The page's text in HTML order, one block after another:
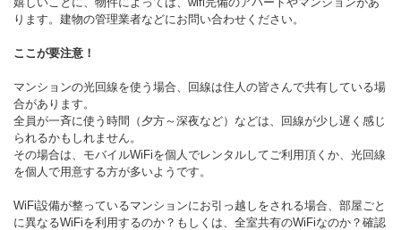
ります。建物の管理業者などにお問い合わせください。
ここが要注意！
マンションの光回線を使う場合、回線は住人の皆さんで共有している場
合があります。
全員が一斉に使う時間（夕方～深夜など）などは、回線が少し遅く感じ
られるかもしれません。
その場合は、モバイルWiFiを個人でレンタルしてご利用頂くか、光回線
を個人で用意する方が多いようです。
WiFi設備が整っているマンションにお引っ越しをされる場合、部屋ごと
に異なるWiFiを利用するのか？もしくは、全室共有のWiFiなのか？確認